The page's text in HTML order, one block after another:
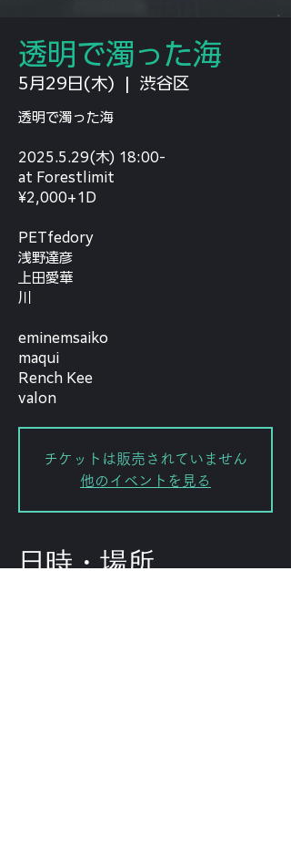
透明で濁った海
5月29日(木) 渋谷区
透明で濁った海
2025.5.29(木) 18:00-
at Forestlimit
¥2,000+1D
PETfedory
浅野達彦
上田愛華
川
eminemsaiko
maqui
Rench Kee
valon
チケットは販売されていません
他のイベントを見る
日時・場所